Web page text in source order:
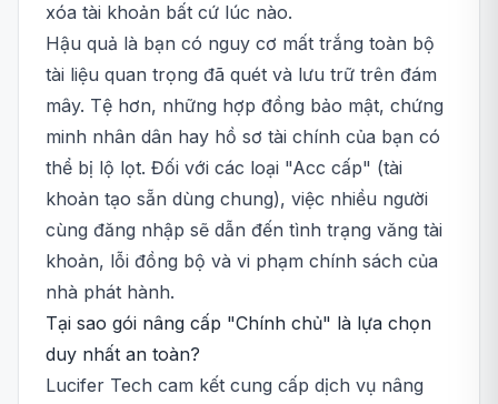
xóa tài khoản bất cứ lúc nào.
Hậu quả là bạn có nguy cơ mất trắng toàn bộ
tài liệu quan trọng đã quét và lưu trữ trên đám
mây. Tệ hơn, những hợp đồng bảo mật, chứng
minh nhân dân hay hồ sơ tài chính của bạn có
thể bị lộ lọt. Đối với các loại "Acc cấp" (tài
khoản tạo sẵn dùng chung), việc nhiều người
cùng đăng nhập sẽ dẫn đến tình trạng văng tài
khoản, lỗi đồng bộ và vi phạm chính sách của
nhà phát hành.
Tại sao gói nâng cấp "Chính chủ" là lựa chọn
duy nhất an toàn?
Lucifer Tech cam kết cung cấp dịch vụ nâng